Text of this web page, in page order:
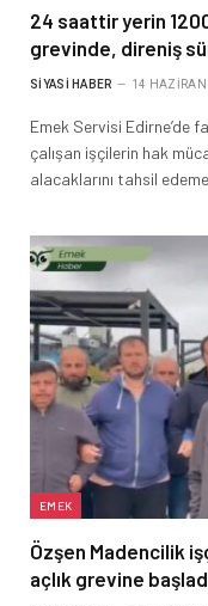
24 saattir yerin
grevinde, direniş
SIYASI HABER 14
Emek Servisi Edirne’de
çalışan işçilerin hak
alacaklarını tahsil
EMEK
Özşen Madencilik
açlık grevine